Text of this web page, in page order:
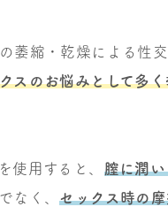
萎縮・乾燥による性
スのお悩みとして多
使用すると、 膣に潤
なく、セックス時の